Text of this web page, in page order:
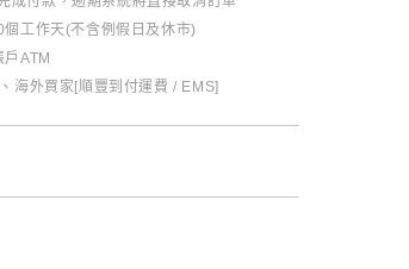
工作天(不含例假日及休市)
ATM
海外買家[順豐到付運費 / EMS]